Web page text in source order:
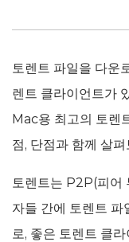
토렌트 파일을 다운
렌트 클라이언트가
Mac용 최고의 토렌
점, 단점과 함께 살
토렌트는 P2P(피어
자들 간에 토렌트 파
로, 좋은 토렌트 클